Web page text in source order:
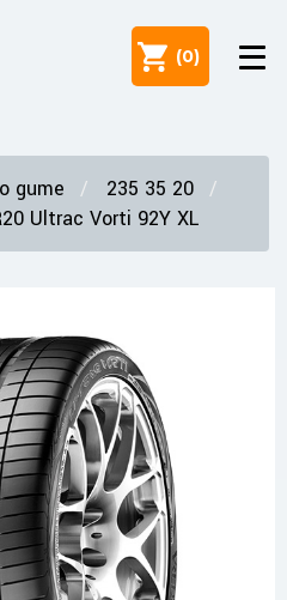
(0)
gume
235 35 20
Ultrac Vorti 92Y XL